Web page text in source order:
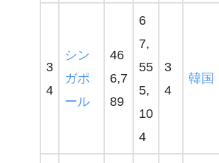
3
4
シン
ガポ
ール
46
6,7
89
6
7,
55
5,
10
4
3
4
韓国